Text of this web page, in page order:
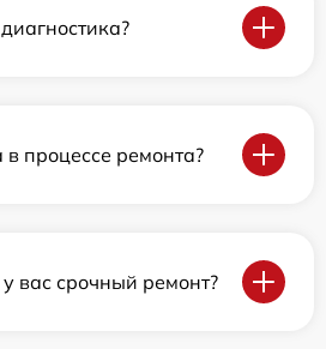
процессе ремонта?
вас срочный ремонт?